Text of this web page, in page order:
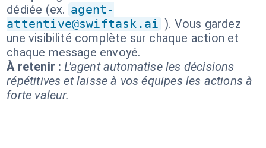
dédiée (ex. agent-
attentive@swiftask.ai ). Vous gardez
une visibilité complète sur chaque action et
chaque message envoyé.
À retenir : L'agent automatise les décisions
répétitives et laisse à vos équipes les actions à
forte valeur.